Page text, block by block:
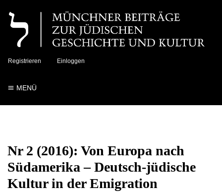
Registrieren Einloggen
MENÜ
Nr 2 (2016): Von Europa nach
Südamerika – Deutsch-jüdische
Kultur in der Emigration